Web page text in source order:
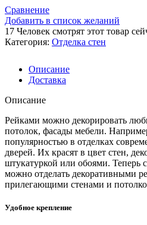
Сравнение
Добавить в список желаний
17 Человек смотрят этот товар
Категория: Отделка стен
Описание
Доставка
Описание
Рейками можно декорировать
потолок, фасады мебели.
популярностью в отделках
дверей. Их красят в цвет стен,
штукатуркой или обоями. Теперь
можно отделать декоративными
прилегающими стенами и
Удобное крепление